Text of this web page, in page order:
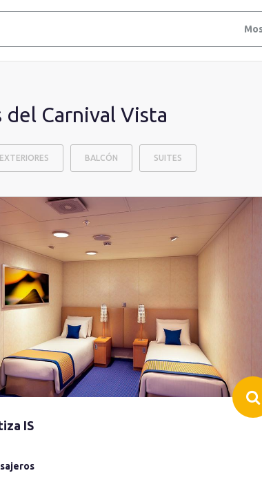
del Carnival Vista
EXTERIORES BALCÓN SUITES
IS